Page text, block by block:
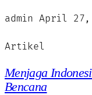
admin April 27,
Artikel
Menjaga
Bencana